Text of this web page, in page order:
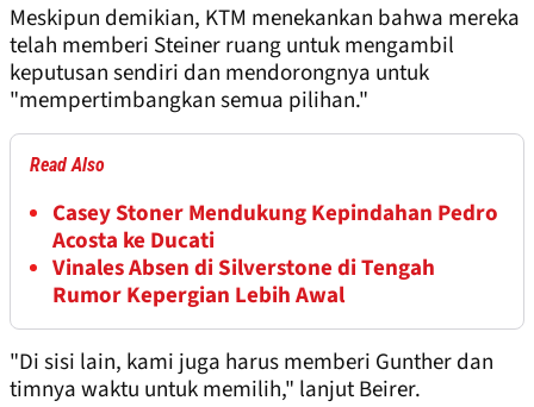
Meskipun demikian, KTM menekankan bahwa mereka
telah memberi Steiner ruang untuk mengambil
keputusan sendiri dan mendorongnya untuk
"mempertimbangkan semua pilihan."
Read Also
Casey Stoner Mendukung Kepindahan Pedro
Acosta ke Ducati
Vinales Absen di Silverstone di Tengah
Rumor Kepergian Lebih Awal
"Di sisi lain, kami juga harus memberi Gunther dan
timnya waktu untuk memilih," lanjut Beirer.